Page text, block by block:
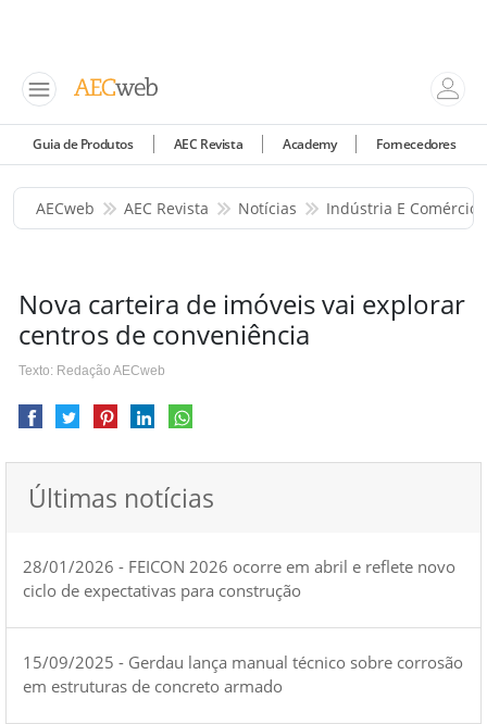
Guia de Produtos AEC Revista Academy Fornecedores
AECweb AEC Revista Notícias Indústria E Comércio
Nova carteira de imóveis vai explorar
centros de conveniência
Texto: Redação AECweb
Últimas notícias
28/01/2026 - FEICON 2026 ocorre em abril e reflete novo
ciclo de expectativas para construção
15/09/2025 - Gerdau lança manual técnico sobre corrosão
em estruturas de concreto armado